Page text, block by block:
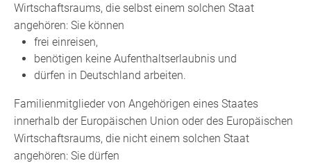
Wirtschaftsraums, die selbst einem solchen Staat
angehören: Sie können
frei einreisen,
benötigen keine Aufenthaltserlaubnis und
dürfen in Deutschland arbeiten.
Familienmitglieder von Angehörigen eines Staates
innerhalb der Europäischen Union oder des Europäischen
Wirtschaftsraums, die nicht einem solchen Staat
angehören: Sie dürfen